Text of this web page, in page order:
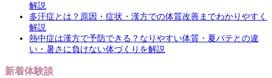
解説
多汗症とは？原因・症状・漢方での体質改善までわかりやすく
解説
熱中症は漢方で予防できる？なりやすい体質・夏バテとの違
い・暑さに負けない体づくりを解説
新着体験談